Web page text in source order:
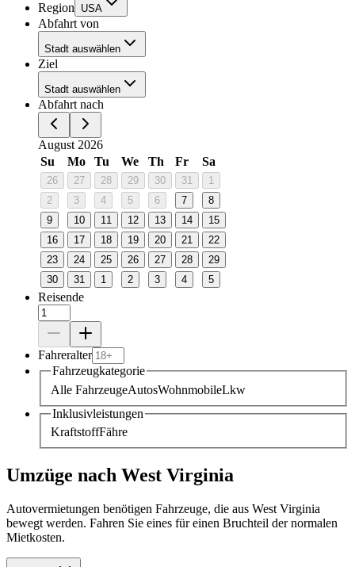
Region USA
Abfahrt von
Stadt auswählen
Ziel
Stadt auswählen
Abfahrt nach
August 2026
Su
Mo Tu We Th Fr Sa
26 27 28 29 30 31
1
2
3 4 5 6 7
8
9
10 11 12 13 14
15
16
17 18 19 20 21
22
23
24 25 26 27 28
29
30
31 1 2 3 4 5
Reisende
Fahreralter
Fahrzeugkategorie
Alle FahrzeugeAutosWohnmobileLkw
Inklusivleistungen
KraftstoffFähre
Umzüge nach West Virginia
Autovermietungen benötigen Fahrzeuge, die aus West Virginia
bewegt werden. Fahren Sie eines für einen Bruchteil der normalen
Mietkosten.